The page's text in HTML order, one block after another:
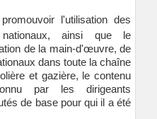
l'utilisation des
ainsi que le
de la main-d'œuvre, de
dans toute la chaîne
et gazière, le contenu
par les dirigeants
de base pour qui il a été